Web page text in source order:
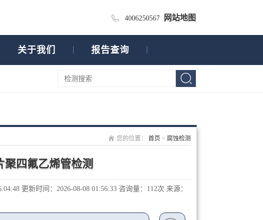
4006250567 网站地图
关于我们 报告查询
您的位置： 首页> 腐蚀检测
聚四氟乙烯管检测
更新时间：2026-08-08 01:56:33 咨询量：1 12次 来源：